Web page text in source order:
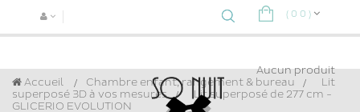
( 0 0 )
Aucun produit
Accueil Chambre enfant, rangement & bureau >
Lit
superposé 3D à vos mesures
>
Lit superposé de 277 cm -
GLICERIO EVOLUTION